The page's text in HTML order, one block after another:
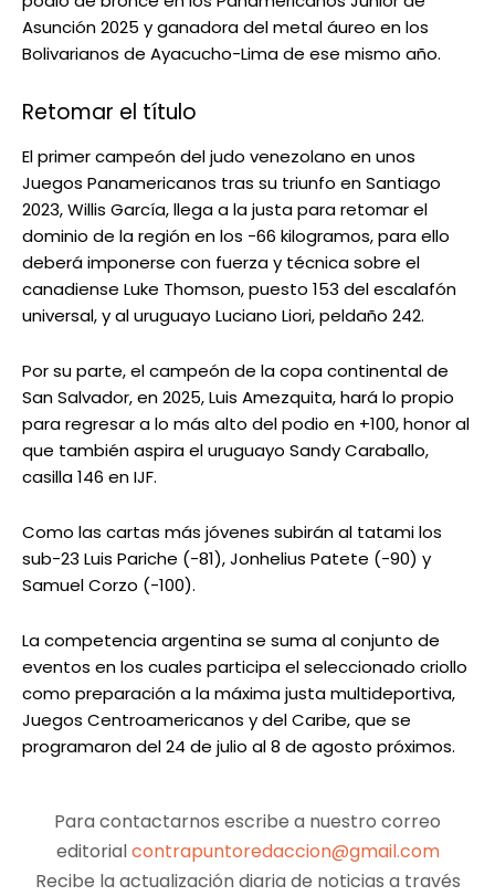
Asunción 2025 y ganadora del metal áureo en los
Bolivarianos de Ayacucho-Lima de ese mismo año.
Retomar el título
El primer campeón del judo venezolano en unos
Juegos Panamericanos tras su triunfo en Santiago
2023, Willis García, llega a la justa para retomar el
dominio de la región en los -66 kilogramos, para ello
deberá imponerse con fuerza y técnica sobre el
canadiense Luke Thomson, puesto 153 del escalafón
universal, y al uruguayo Luciano Liori, peldaño 242.
Por su parte, el campeón de la copa continental de
San Salvador, en 2025, Luis Amezquita, hará lo propio
para regresar a lo más alto del podio en +100, honor al
que también aspira el uruguayo Sandy Caraballo,
casilla 146 en IJF.
Como las cartas más jóvenes subirán al tatami los
sub-23 Luis Pariche (-81), Jonhelius Patete (-90) y
Samuel Corzo (-100).
La competencia argentina se suma al conjunto de
eventos en los cuales participa el seleccionado criollo
como preparación a la máxima justa multideportiva,
Juegos Centroamericanos y del Caribe, que se
programaron del 24 de julio al 8 de agosto próximos.
Para contactarnos escribe a nuestro correo
editorialcontrapuntoredaccion@gmail.com
Recibe la actualización diaria de noticias a través